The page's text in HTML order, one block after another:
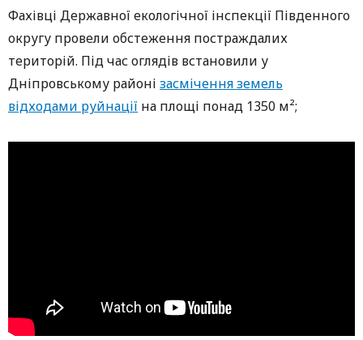
Фахівці Державної екологічної інспекції Південного
округу провели обстеження постраждалих
територій. Під час оглядів встановили у
Дніпровському районі засмічення земель
відходами руйнації на площі понад 1350 м²;